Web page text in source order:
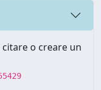
o creare un